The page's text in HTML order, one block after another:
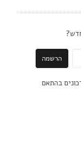
בהתאם